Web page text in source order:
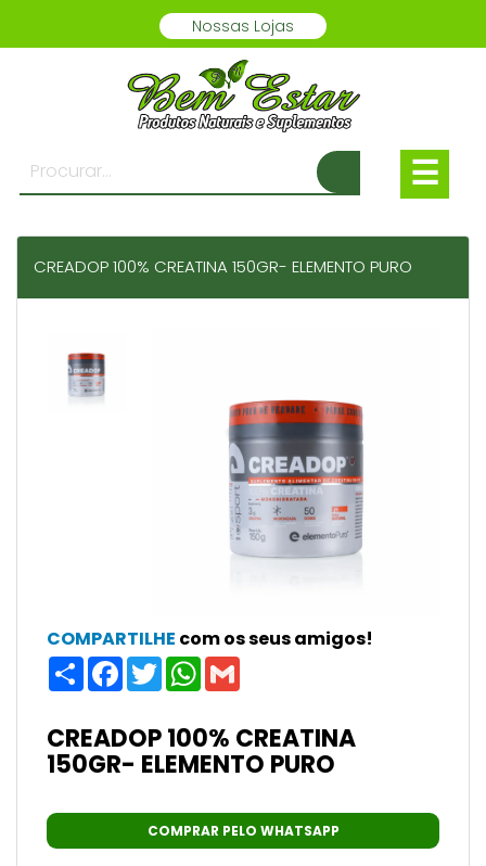
Nossas Lojas
☰
CREADOP 100% CREATINA 150GR- ELEMENTO PURO
COMPARTILHE com os seus amigos!
ShareFacebook
TwitterWhatsApp
CREADOP 100% CREATINA
150GR- ELEMENTO PURO
COMPRAR PELO WHATSAPP